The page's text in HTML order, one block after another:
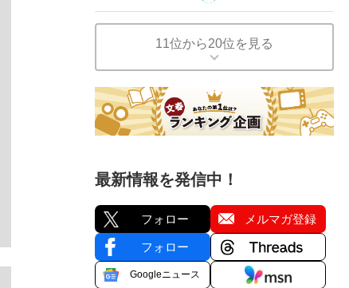
11位から20位を見る
最新情報を発信中！
フォロー メルマガ登録
フォロー
Googleニュース